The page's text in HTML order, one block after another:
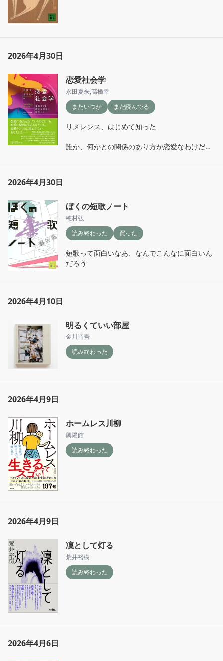
2026年4月30日
恋愛社会学
永田夏来,高橋幸
またいつか
まだ読んでる
リメレンス、はじめて知った
誰か、何かとの関係のあり方が恋愛なわけだか
借りよう！
2026年4月30日
ぼくの短歌ノート
穂村弘
読み終わった
買った
短歌って面白いなあ、なんでこんなに面白いん
だろう
2026年4月10日
明るくていい部屋
金川晋吾
読み終わった
2026年4月9日
ホームレス川柳
興陽館
読み終わった
2026年4月9日
凜として灯る
荒井裕樹
読み終わった
2026年4月6日